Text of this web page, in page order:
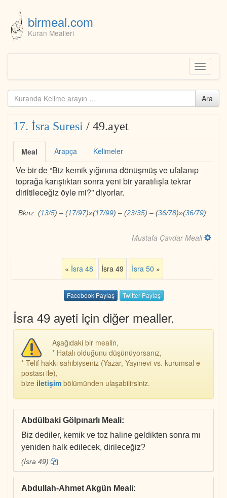
birmeal.com
Kuran Mealleri
Toggle
Kuranda
ara...
Ara
17. İsra Suresi / 49.ayet
Meal Arapça Kelimeler
Ve bir de “Biz kemik yığınına dönüşmüş ve ufalanıp
toprağa karıştıktan sonra yeni bir yaratılışla tekrar
diriltileceğiz öyle mi?” diyorlar.
Bknz: (13/5) – (17/97)»(17/99) – (23/35) – (36/78)»(36/79)
Mustafa Çavdar Meali
« İsra 48 İsra 49 İsra 50 »
Facebook Paylaş Twitter Paylaş
İsra 49 ayeti için diğer mealler.
Aşağıdaki bir mealin,
* Hatalı olduğunu düşünüyorsanız,
* Telif hakkı sahibiyseniz (Yazar, Yayınevi vs. kurumsal e
postası ile),
bize iletişim bölümünden ulaşabilirsiniz.
Abdülbaki Gölpınarlı Meali:
Biz dediler, kemik ve toz haline geldikten sonra mı
yeniden halk edilecek, dirileceğiz?
(İsra 49)
Abdullah-Ahmet Akgün Meali: